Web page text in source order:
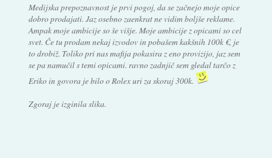
Medijska prepoznavnost je prvi pogoj, da se začnejo moje opice
dobro prodajati. Jaz osebno zaenkrat ne vidim boljše reklame.
Ampak moje ambicije so še višje. Moje ambicije z opicami so cel
svet. Če tu prodam nekaj izvodov in pobašem kakšnih 100k €, je
to drobiž. Toliko pri nas mafija pokasira z eno provizijo, jaz sem
se pa namučil s temi opicami. ravno zadnjič sem gledal tarčo z
Eriko in govora je bilo o Rolex uri za skoraj 300k.
Zgoraj je izginila slika.